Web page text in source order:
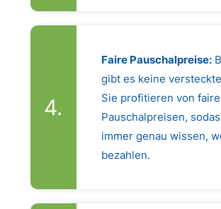
Faire Pauschalpreise:
gibt es keine
Sie profitieren von
Pauschalpreisen,
immer genau wissen,
bezahlen.